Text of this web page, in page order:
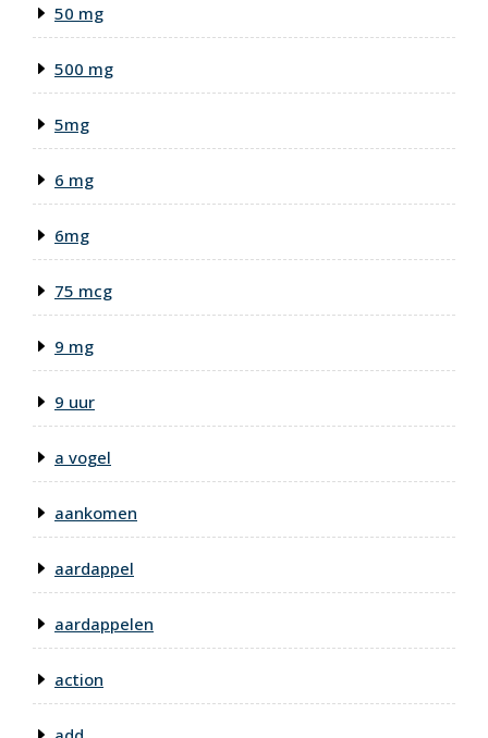
50 mg
500 mg
5mg
6 mg
6mg
75 mcg
9 mg
9 uur
a vogel
aankomen
aardappel
aardappelen
action